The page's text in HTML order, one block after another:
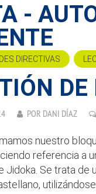
-
DIRECTIVAS
POR DANI DÍAZ
nuestro
referencia a
Jidoka. Se trata de